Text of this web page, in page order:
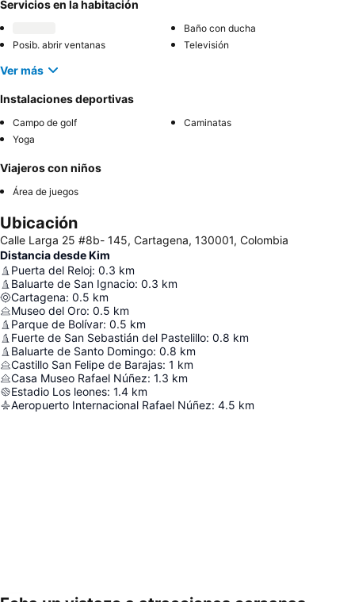
Servicios en la habitación
Baño con ducha
Posib. abrir ventanas
Televisión
Ver más
Instalaciones deportivas
Campo de golf
Caminatas
Yoga
Viajeros con niños
Área de juegos
Ubicación
Calle Larga 25 #8b- 145, Cartagena, 130001, Colombia
Distancia desde Kim
Puerta del Reloj: 0.3 km
Baluarte de San Ignacio: 0.3 km
Cartagena: 0.5 km
Museo del Oro: 0.5 km
Parque de Bolívar: 0.5 km
Fuerte de San Sebastián del Pastelillo: 0.8 km
Baluarte de Santo Domingo: 0.8 km
Castillo San Felipe de Barajas: 1 km
Casa Museo Rafael Núñez: 1.3 km
Estadio Los leones: 1.4 km
Aeropuerto Internacional Rafael Núñez: 4.5 km